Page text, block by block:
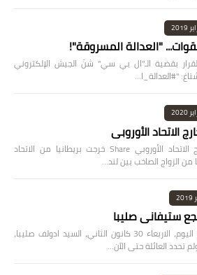
"العدالة المسروقة"!
بقضية الـ"ال بي سي" شنّ الجيش الإلكتروني
"#العدالة_ا…
الاتحاد الأوروبي
بريطانيا خارج الاتحاد الأوروبي Share خرجت بريطانيا من الاتحاد
ستيفاني صليبا
توفي صباح اليوم، الاربعاء 30 كانون الثاني، السيد ادولف صليبا،
تحدد العائلة حتى الآن…